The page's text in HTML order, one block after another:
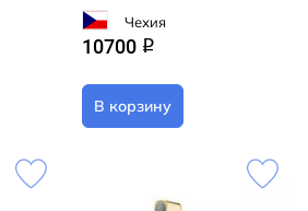
Чехия
10700 q
В корзину